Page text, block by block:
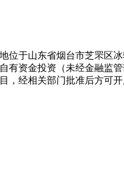
位于山东省烟台市芝罘
有资金投资（未经金融监
，经相关部门批准后方可